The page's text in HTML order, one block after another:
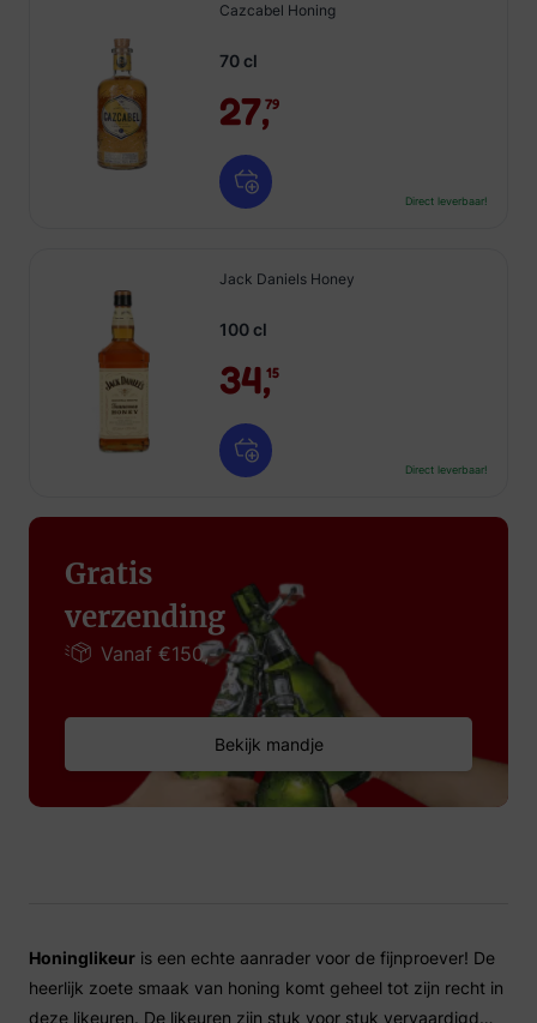
Cazcabel Honing
70 cl
27,79
Direct leverbaar!
Jack Daniels Honey
100 cl
34,15
Direct leverbaar!
Gratis
verzending
Vanaf €150,-
Bekijk mandje
Honinglikeur is een echte aanrader voor de fijnproever! De
heerlijk zoete smaak van honing komt geheel tot zijn recht in
deze likeuren. De likeuren zijn stuk voor stuk vervaardigd